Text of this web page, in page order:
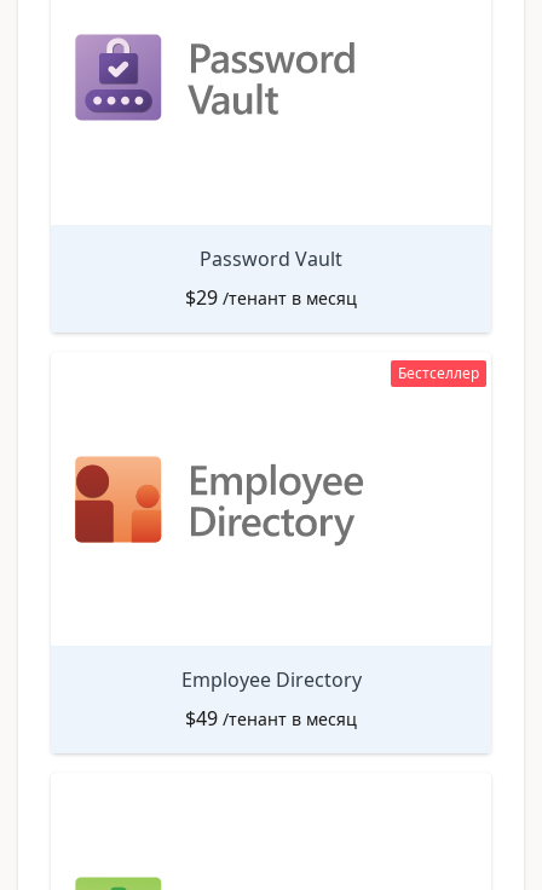
Password Vault
$29 /тенант в месяц
Бестселлер
Employee Directory
$49 /тенант в месяц